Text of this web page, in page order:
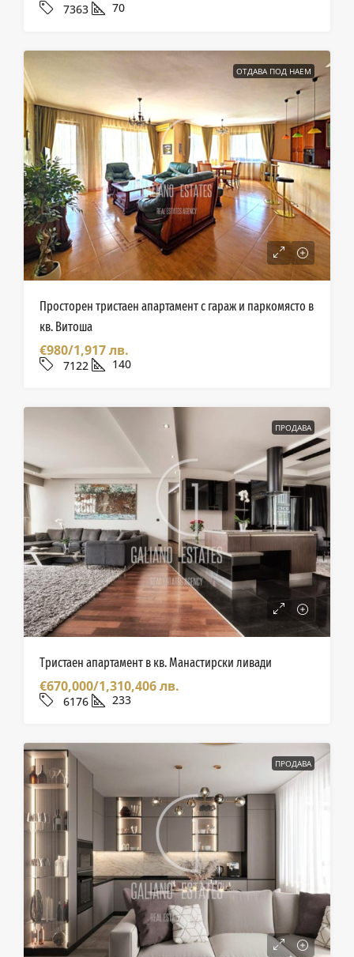
7363 70
ОТДАВА ПОД НАЕМ
Просторен тристаен апартамент с гараж и паркомясто в
кв. Витоша
€980/1,917 лв.
7122 140
ПРОДАВА
Тристаен апартамент в кв. Манастирски ливади
€670,000/1,310,406 лв.
6176 233
ПРОДАВА